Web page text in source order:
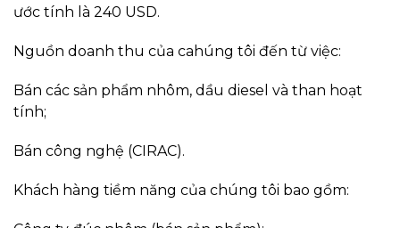
ước tính là 240 USD.
Nguồn doanh thu của cahúng tôi đến từ việc:
Bán các sản phẩm nhôm, dầu diesel và than hoạt
tính;
Bán công nghệ (CIRAC).
Khách hàng tiềm năng của chúng tôi bao gồm: